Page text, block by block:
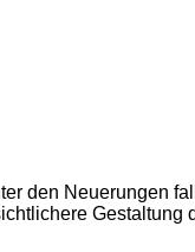
den Neuerungen
Gestaltung